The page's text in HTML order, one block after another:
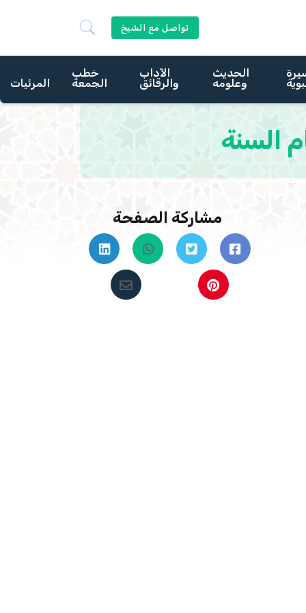
تواصل مع الشيخ
الحديث
وعلومه
الآداب
والرقائق
خطب
الجمعة المرئيات
السنة
مشاركة الصفحة